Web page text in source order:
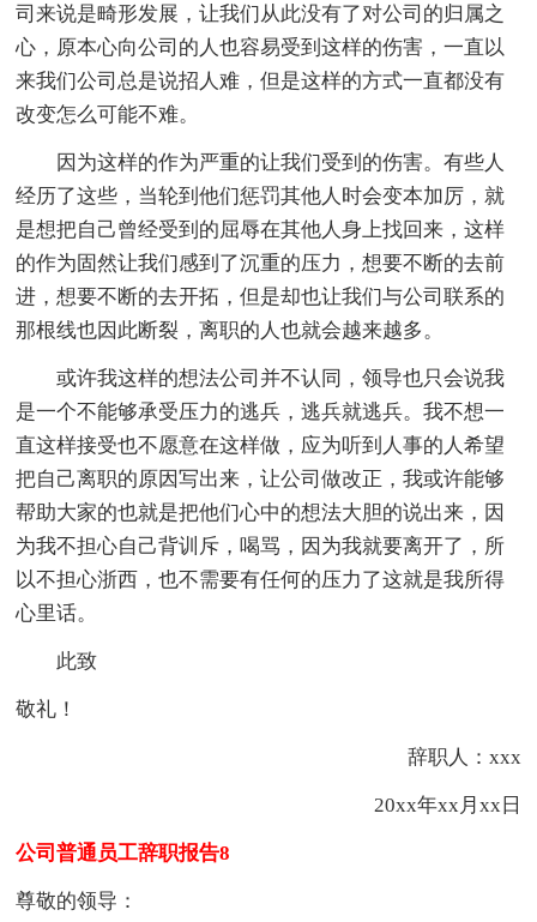
司来说是畸形发展，让我们从此没有了对公司的归属之
心，原本心向公司的人也容易受到这样的伤害，一直以
来我们公司总是说招人难，但是这样的方式一直都没有
改变怎么可能不难。
因为这样的作为严重的让我们受到的伤害。有些人
经历了这些，当轮到他们惩罚其他人时会变本加厉，就
是想把自己曾经受到的屈辱在其他人身上找回来，这样
的作为固然让我们感到了沉重的压力，想要不断的去前
进，想要不断的去开拓，但是却也让我们与公司联系的
那根线也因此断裂，离职的人也就会越来越多。
或许我这样的想法公司并不认同，领导也只会说我
是一个不能够承受压力的逃兵，逃兵就逃兵。我不想一
直这样接受也不愿意在这样做，应为听到人事的人希望
把自己离职的原因写出来，让公司做改正，我或许能够
帮助大家的也就是把他们心中的想法大胆的说出来，因
为我不担心自己背训斥，喝骂，因为我就要离开了，所
以不担心浙西，也不需要有任何的压力了这就是我所得
心里话。
此致
敬礼！
辞职人：xxx
20xx年xx月xx日
公司普通员工辞职报告8
尊敬的领导：